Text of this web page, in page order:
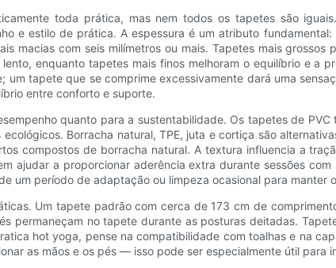
toda prática, mas nem todos os tapetes são
e estilo de prática. A espessura é um atributo
macias com seis milímetros ou mais. Tapetes mais
enquanto tapetes mais finos melhoram o equilíbrio e a
um tapete que se comprime excessivamente dará uma
entre conforto e suporte.
quanto para a sustentabilidade. Os tapetes de
Borracha natural, TPE, juta e cortiça são
compostos de borracha natural. A textura influencia a
ajudar a proporcionar aderência extra durante sessões
um período de adaptação ou limpeza ocasional para manter
Um tapete padrão com cerca de 173 cm de
permaneçam no tapete durante as posturas deitadas.
hot yoga, pense na compatibilidade com toalhas e na
as mãos e os pés — isso pode ser especialmente útil para